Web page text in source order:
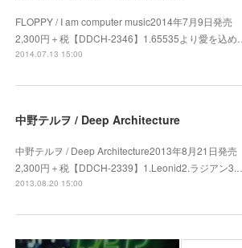
FLOPPY / I am computer music2014年7月9日発売
2,300円＋税【DDCH-2346】1.65535より愛を込め…
2014.07.13 15:00
中野テルヲ / Deep Architecture
中野テルヲ / Deep Architecture2013年8月21日発売
2,300円＋税【DDCH-2339】1.Leonid2.ラジアン3.…
2013.08.20 15:00